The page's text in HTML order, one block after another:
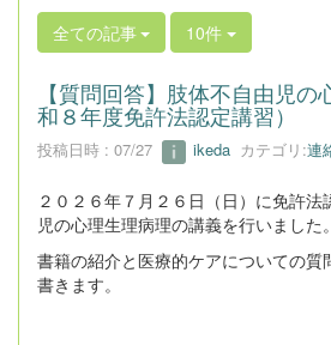
全ての記事 10件
【質問回答】肢体不自由児
和８年度免許法認定講習）
投稿日時 : 07/27 ikeda カテゴリ:連
２０２６年７月２６日（日）に免許法
児の心理生理病理の講義を行いました。
書籍の紹介と医療的ケアについての質
書きます。